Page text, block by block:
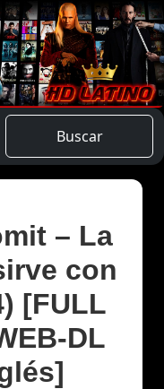
Buscar
– La
con
[FULL
DL